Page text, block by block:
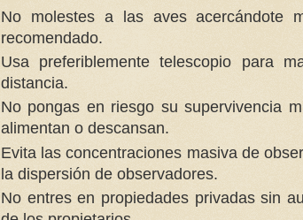
No molestes a las aves acercándote
recomendado.
Usa preferiblemente telescopio para
distancia.
No pongas en riesgo su supervivencia
alimentan o descansan.
Evita las concentraciones masiva de
la dispersión de observadores.
No entres en propiedades privadas sin